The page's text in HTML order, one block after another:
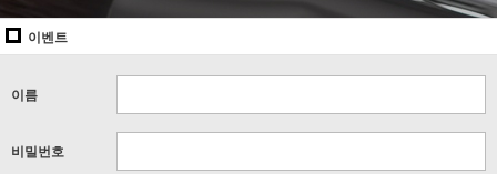
이벤트
이름
비밀번호